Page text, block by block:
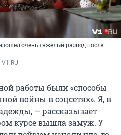
очень тяжелый развод после
работы были «способы
войны в соцсетях». Я, в
— рассказывает
курсе вышла замуж. У